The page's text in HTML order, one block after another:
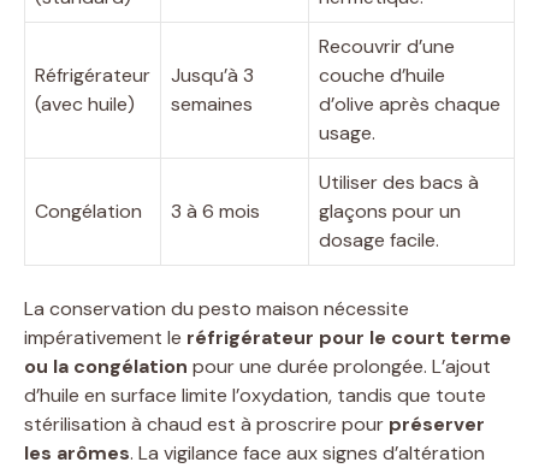
Réfrigérateur
(avec huile)
Jusqu’à 3
semaines
Recouvrir d’une
couche d’huile
d’olive après chaque
usage.
Congélation 3 à 6 mois
Utiliser des bacs à
glaçons pour un
dosage facile.
La conservation du pesto maison nécessite
impérativement le réfrigérateur pour le court terme
ou la congélation pour une durée prolongée. L’ajout
d’huile en surface limite l’oxydation, tandis que toute
stérilisation à chaud est à proscrire pour préserver
les arômes. La vigilance face aux signes d’altération